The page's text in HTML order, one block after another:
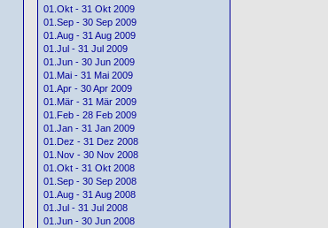
01.Okt - 31 Okt 2009
01.Sep - 30 Sep 2009
01.Aug - 31 Aug 2009
01.Jul - 31 Jul 2009
01.Jun - 30 Jun 2009
01.Mai - 31 Mai 2009
01.Apr - 30 Apr 2009
01.Mär - 31 Mär 2009
01.Feb - 28 Feb 2009
01.Jan - 31 Jan 2009
01.Dez - 31 Dez 2008
01.Nov - 30 Nov 2008
01.Okt - 31 Okt 2008
01.Sep - 30 Sep 2008
01.Aug - 31 Aug 2008
01.Jul - 31 Jul 2008
01.Jun - 30 Jun 2008